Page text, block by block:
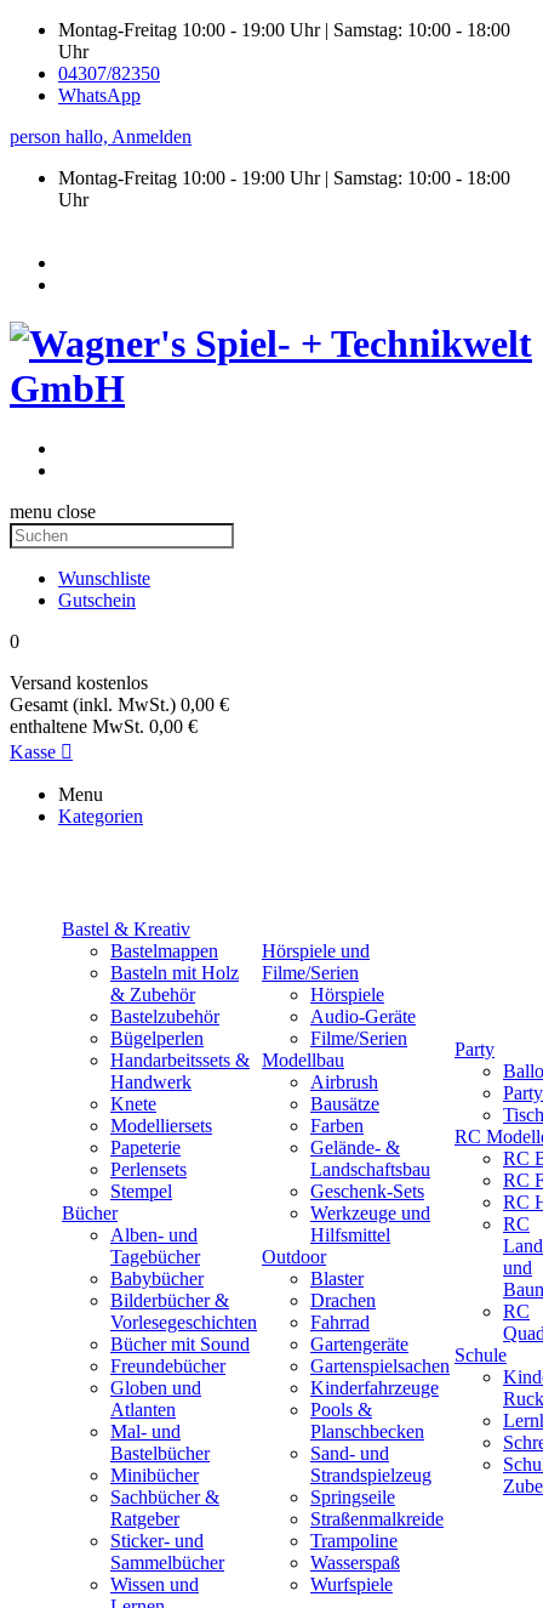
Montag-Freitag 10:00 - 19:00 Uhr | Samstag: 10:00 - 18:00
Uhr
04307/82350
WhatsApp
person hallo, Anmelden
Montag-Freitag 10:00 - 19:00 Uhr | Samstag: 10:00 - 18:00
Uhr
menu close
Wunschliste
Gutschein
0
Versand kostenlos
Gesamt (inkl. MwSt.) 0,00 €
enthaltene MwSt. 0,00 €
Kasse 
Menu
Kategorien
Bastel & Kreativ
Bastelmappen
Basteln mit Holz
& Zubehör
Bastelzubehör
Bügelperlen
Handarbeitssets &
Handwerk
Knete
Modelliersets
Papeterie
Perlensets
Stempel
Bücher
Alben- und
Tagebücher
Babybücher
Bilderbücher &
Vorlesegeschichten
Bücher mit Sound
Freundebücher
Globen und
Atlanten
Mal- und
Bastelbücher
Minibücher
Sachbücher &
Ratgeber
Sticker- und
Sammelbücher
Wissen und
Hörspiele und
Filme/Serien
Hörspiele
Audio-Geräte
Filme/Serien
Modellbau
Airbrush
Bausätze
Farben
Gelände- &
Landschaftsbau
Geschenk-Sets
Werkzeuge und
Hilfsmittel
Outdoor
Blaster
Drachen
Fahrrad
Gartengeräte
Gartenspielsachen
Kinderfahrzeuge
Pools &
Planschbecken
Sand- und
Strandspielzeug
Springseile
Straßenmalkreide
Trampoline
Wasserspaß
Wurfspiele
Party
RC
RC
RC
RC
RC
und
RC
Schule